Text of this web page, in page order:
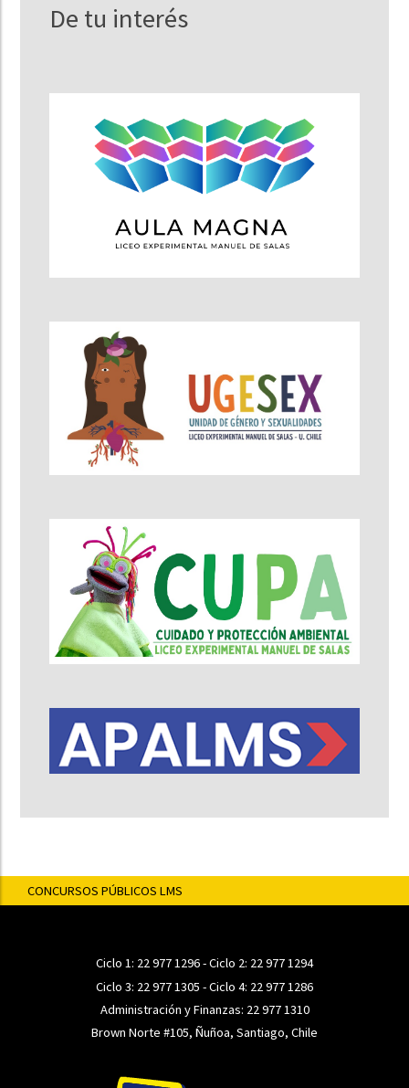
De tu interés
CONCURSOS PÚBLICOS LMS
Ciclo 1: 22 977 1296- Ciclo 2: 22 977 1294
Ciclo 3: 22 977 1305 - Ciclo 4: 22 977 1286
Administración y Finanzas: 22 977 1310
Brown Norte #105, Ñuñoa, Santiago, Chile